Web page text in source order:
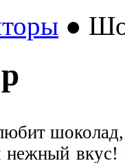
●
нежный